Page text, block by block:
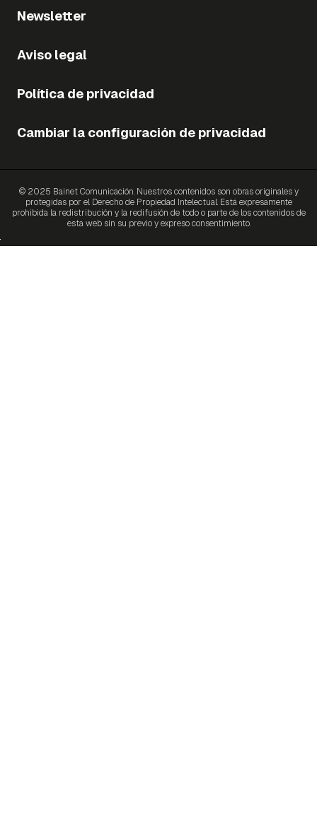
Newsletter
Aviso legal
Política de privacidad
Cambiar la configuración de privacidad
© 2025 Bainet Comunicación. Nuestros contenidos son obras originales y
protegidas por el Derecho de Propiedad Intelectual. Está expresamente
prohibida la redistribución y la redifusión de todo o parte de los contenidos de
esta web sin su previo y expreso consentimiento.